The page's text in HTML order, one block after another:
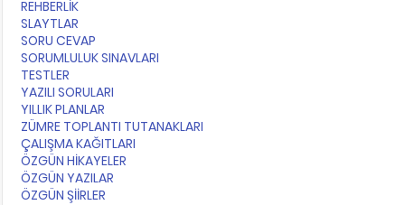
REHBERLİK
SLAYTLAR
SORU CEVAP
SORUMLULUK SINAVLARI
TESTLER
YAZILI SORULARI
YILLIK PLANLAR
ZÜMRE TOPLANTI TUTANAKLARI
ÇALIŞMA KAĞITLARI
ÖZGÜN HİKAYELER
ÖZGÜN YAZILAR
ÖZGÜN ŞİİRLER